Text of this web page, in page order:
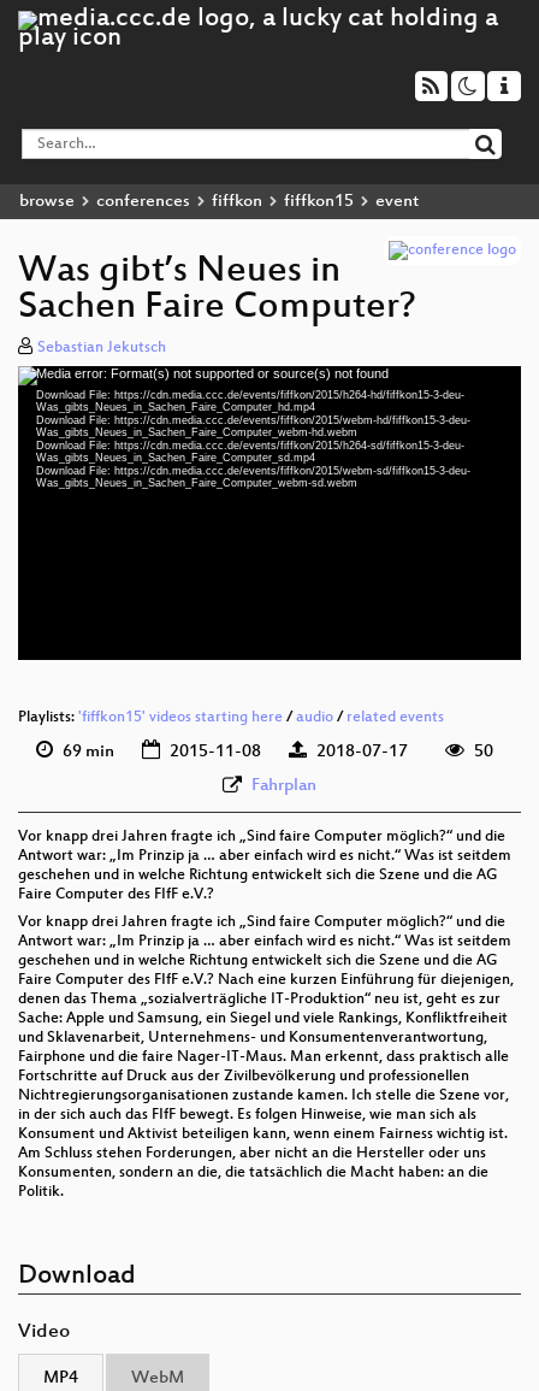
browse conferences fiffkon fiffkon15 event
Was gibt’s Neues in
Sachen Faire Computer?
Sebastian Jekutsch
Video
Player
Media error: Format(s) not supported or source(s) not found
Download File: https://cdn.media.ccc.de/events/fiffkon/2015/h264-hd/fiffkon15-3-deu-
Was_gibts_Neues_in_Sachen_Faire_Computer_hd.mp4
Download File: https://cdn.media.ccc.de/events/fiffkon/2015/webm-hd/fiffkon15-3-deu-
Was_gibts_Neues_in_Sachen_Faire_Computer_webm-hd.webm
Download File: https://cdn.media.ccc.de/events/fiffkon/2015/h264-sd/fiffkon15-3-deu-
Was_gibts_Neues_in_Sachen_Faire_Computer_sd.mp4
Download File: https://cdn.media.ccc.de/events/fiffkon/2015/webm-sd/fiffkon15-3-deu-
Was_gibts_Neues_in_Sachen_Faire_Computer_webm-sd.webm
Playlists: 'fiffkon15' videos starting here / audio / related events
69 min 2015-11-08 2018-07-17
50
Fahrplan
Vor knapp drei Jahren fragte ich „Sind faire Computer möglich?“ und die
Antwort war: „Im Prinzip ja … aber einfach wird es nicht.“ Was ist seitdem
geschehen und in welche Richtung entwickelt sich die Szene und die AG
Faire Computer des FIfF e.V.?
Vor knapp drei Jahren fragte ich „Sind faire Computer möglich?“ und die
Antwort war: „Im Prinzip ja … aber einfach wird es nicht.“ Was ist seitdem
geschehen und in welche Richtung entwickelt sich die Szene und die AG
Faire Computer des FIfF e.V.? Nach eine kurzen Einführung für diejenigen,
denen das Thema „sozialverträgliche IT-Produktion“ neu ist, geht es zur
Sache: Apple und Samsung, ein Siegel und viele Rankings, Konfliktfreiheit
und Sklavenarbeit, Unternehmens- und Konsumentenverantwortung,
Fairphone und die faire Nager-IT-Maus. Man erkennt, dass praktisch alle
Fortschritte auf Druck aus der Zivilbevölkerung und professionellen
Nichtregierungsorganisationen zustande kamen. Ich stelle die Szene vor,
in der sich auch das FIfF bewegt. Es folgen Hinweise, wie man sich als
Konsument und Aktivist beteiligen kann, wenn einem Fairness wichtig ist.
Am Schluss stehen Forderungen, aber nicht an die Hersteller oder uns
Konsumenten, sondern an die, die tatsächlich die Macht haben: an die
Politik.
Download
Video
MP4 WebM